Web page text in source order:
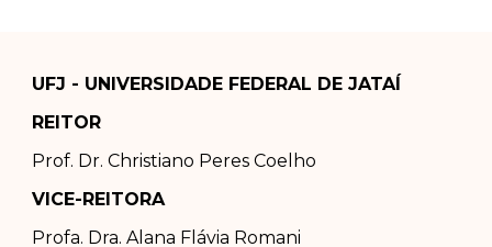
UFJ - UNIVERSIDADE FEDERAL DE JATAÍ
REITOR
Prof. Dr. Christiano Peres Coelho
VICE-REITORA
Profa. Dra. Alana Flávia Romani